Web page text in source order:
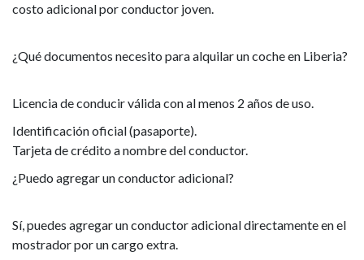
costo adicional por conductor joven.
¿Qué documentos necesito para alquilar un coche en Liberia?
Licencia de conducir válida con al menos 2 años de uso.
Identificación oficial (pasaporte).
Tarjeta de crédito a nombre del conductor.
¿Puedo agregar un conductor adicional?
Sí, puedes agregar un conductor adicional directamente en el
mostrador por un cargo extra.